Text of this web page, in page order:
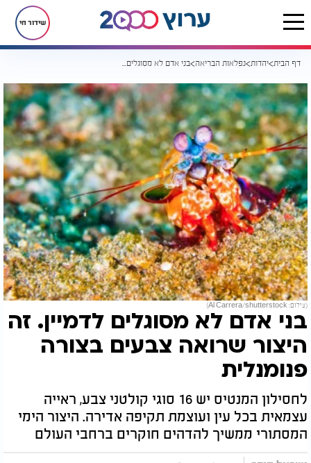
שידור חי
דף הבית יהדות נפלאות הבריאה בני אדם לא מסוגלים לדמיין. זה היצור שרואה צבעים בצורה פנומנלית
(צילום: Al Carrera/shutterstock)
בני אדם לא מסוגלים לדמיין. זה
היצור שרואה צבעים בצורה
פנומנלית
לחסילון המנטיס יש 16 סוגי קולטני צבע, ראייה
עצמאית בכל עין ועוצמת תקיפה אדירה. היצור הימי
המסתורי ממשיך להדהים חוקרים ברחבי העולם